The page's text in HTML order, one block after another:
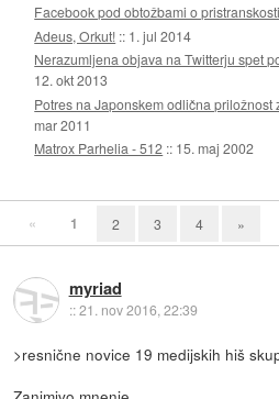
Facebook pod obtožbami o
Adeus, Orkut! :: 1. jul 2014
Nerazumljena objava na Twitterju spet
12. okt 2013
Potres na Japonskem odlična priložnost
mar 2011
Matrox Parhelia - 512 :: 15. maj 2002
« 1 2 3 4 »
myriad
::21. nov 2016, 22:39
>resnične novice 19 medijskih hiš